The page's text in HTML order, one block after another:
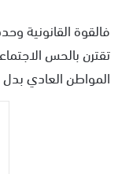
فالقوة القانونية
تقترن بالحس
المواطن العادي بدل